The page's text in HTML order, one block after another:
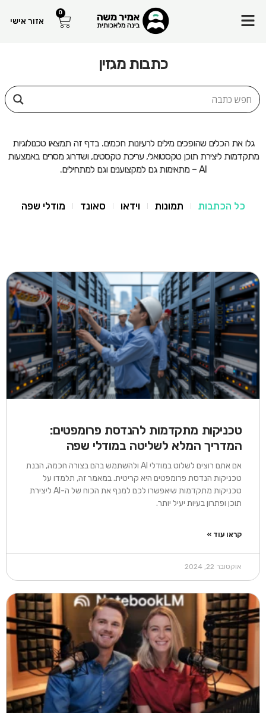
Menu
0עגלת
קניות
אזור אישי
כתבות מגזין
גלו את הכלים שהופכים מילים לרעיונות חכמים. בדף זה תמצאו טכנולוגיות
מתקדמות ליצירת תוכן טקסטואלי, עריכת טקסטים, ושדרוג מסרים באמצעות
AI – מתאימות גם למקצוענים וגם למתחילים.
כל הכתבות תמונות וידאו סאונד מודלי שפה
טכניקות מתקדמות להנדסת פרומפטים:
המדריך המלא לשליטה במודלי שפה
אם אתם רוצים לשלוט במודלי AI ולהשתמש בהם בצורה חכמה, הבנת
טכניקות הנדסת פרומפטים היא קריטית. במאמר זה, תלמדו על
טכניקות מתקדמות שיאפשרו לכם למנף את הכוח של ה-AI ליצירת
תוכן ופתרון בעיות יעיל יותר.
קראו עוד »
אוקטובר 22, 2024
עמודעמודעמודעמודעמוד עמודעמוד עמודעמוד עמוד עמוד עמוד עמוד עמוד עמוד עמוד עמוד עמוד